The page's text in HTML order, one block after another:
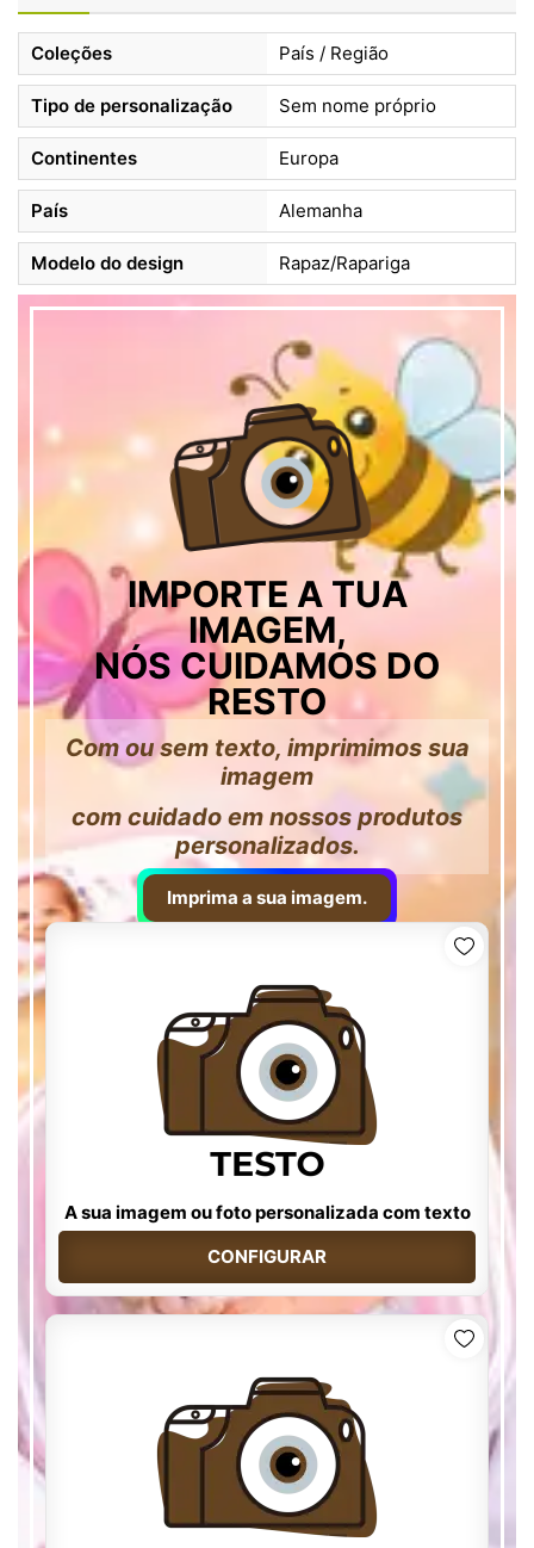
Coleções País / Região
Tipo de personalização Sem nome próprio
Continentes Europa
País Alemanha
Modelo do design Rapaz/Rapariga
IMPORTE A TUA
IMAGEM,
NÓS CUIDAMOS DO
RESTO
Com ou sem texto, imprimimos sua
imagem
com cuidado em nossos produtos
personalizados.
Imprima a sua imagem.
A sua imagem ou foto personalizada com texto
CONFIGURAR